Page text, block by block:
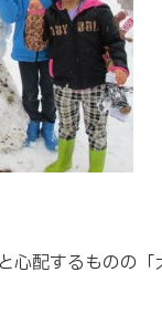
心配するものの